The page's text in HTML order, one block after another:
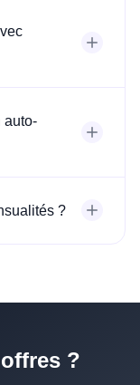
auto-
?
?